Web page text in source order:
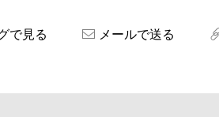
で見る メールで送る